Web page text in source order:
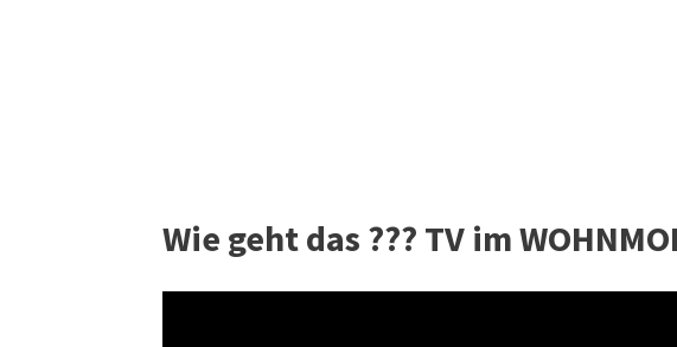
Wie geht das ??? TV im